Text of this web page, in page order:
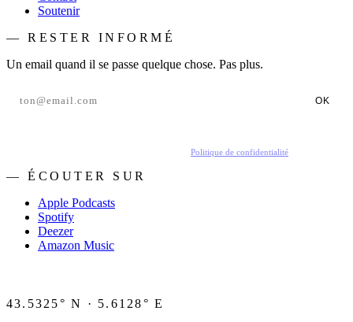
Soutenir
— RESTER INFORMÉ
Un email quand il se passe quelque chose. Pas plus.
OK
Politique de confidentialité
— ÉCOUTER SUR
Apple Podcasts
Spotify
Deezer
Amazon Music
43.5325° N · 5.6128° E